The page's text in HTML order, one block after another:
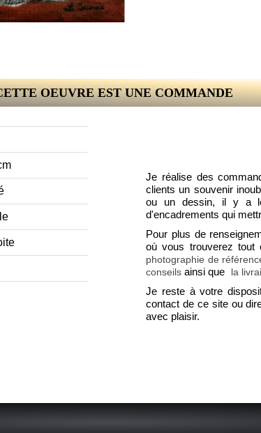
OEUVRE EST UNE COMMANDE
Je réalise des
clients un souvenir
ou un dessin, il y a
d'encadrements qui
Pour plus de
où vous trouverez tout
photographie de
conseils ainsi que la
Je reste à votre
contact de ce site ou
avec plaisir.